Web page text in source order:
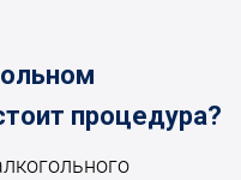
процедура?